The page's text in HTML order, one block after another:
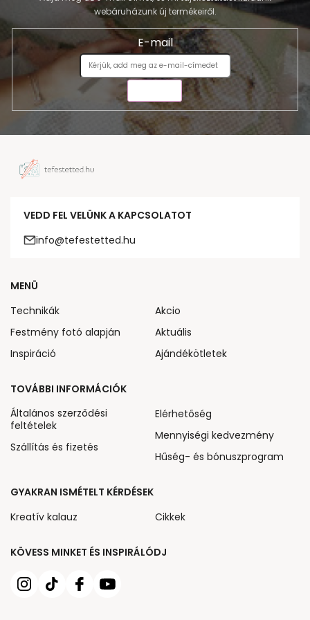
webáruházunk új termékeiről.
E-mail
VEDD FEL VELÜNK A KAPCSOLATOT
info@tefestetted.hu
KÖVESS MINKET ÉS INSPIRÁLÓDJ
MENÜ
Technikák
Festmény fotó alapján
Inspiráció
Akcio
Aktuális
Ajándékötletek
TOVÁBBI INFORMÁCIÓK
Általános szerződési
feltételek
Szállítás és fizetés
Elérhetőség
Mennyiségi kedvezmény
Hűség- és bónuszprogram
GYAKRAN ISMÉTELT KÉRDÉSEK
Kreatív kalauz
Cikkek